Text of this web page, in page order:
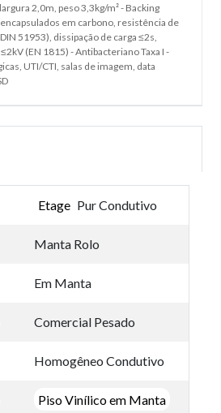
2,0m, peso 3,3kg/m² - Backing
em carbono, resistência de
51953), dissipação de carga ≤2s,
(EN 1815) - Antibacteriano Taxa I -
UTI/CTI, salas de imagem, data
Etage Pur Condutivo
Manta Rolo
Em Manta
Comercial Pesado
Homogêneo Condutivo
Piso Vinílico em Manta